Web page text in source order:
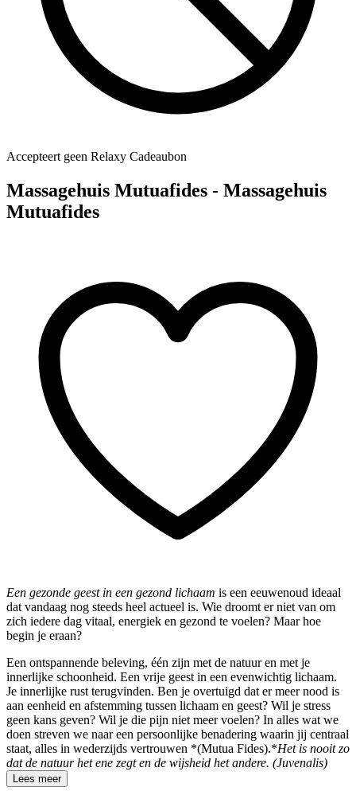
Accepteert geen Relaxy Cadeaubon
Massagehuis Mutuafides - Massagehuis
Mutuafides
Een gezonde geest in een gezond lichaam is een eeuwenoud ideaal
dat vandaag nog steeds heel actueel is. Wie droomt er niet van om
zich iedere dag vitaal, energiek en gezond te voelen? Maar hoe
begin je eraan?
Een ontspannende beleving, één zijn met de natuur en met je
innerlijke schoonheid. Een vrije geest in een evenwichtig lichaam.
Je innerlijke rust terugvinden. Ben je overtuigd dat er meer nood is
aan eenheid en afstemming tussen lichaam en geest? Wil je stress
geen kans geven? Wil je die pijn niet meer voelen? In alles wat we
doen streven we naar een persoonlijke benadering waarin jij centraal
staat, alles in wederzijds vertrouwen *(Mutua Fides).*Het is nooit zo
dat de natuur het ene zegt en de wijsheid het andere. (Juvenalis)
Lees meer